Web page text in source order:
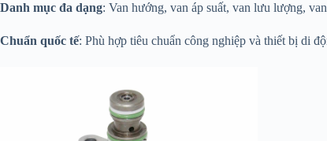
Danh mục đa dạng: Van hướng, van áp suất, van lưu lượng,
Chuẩn quốc tế: Phù hợp tiêu chuẩn công nghiệp và thiết bị di